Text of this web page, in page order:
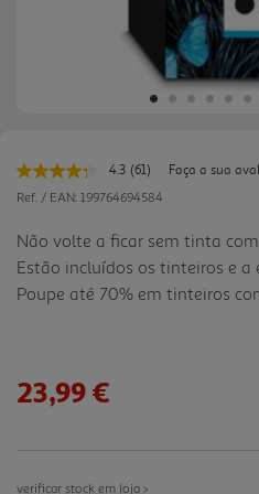
4.3 Leu
61
para
a
mesma
página.
(61)
Faça a sua
Ref. / EAN: 199764694584
Não volte a ficar sem tinta
Estão incluídos os tinteiros e
Poupe até 70% em tinteiros
23,99 €
verificar stock em loja >